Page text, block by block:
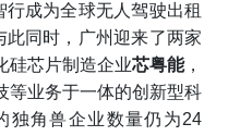
成为全球无人驾驶出租
同时，广州迎来了两家
芯片制造企业芯粤能，
等业务于一体的创新型科
独角兽企业数量仍为24